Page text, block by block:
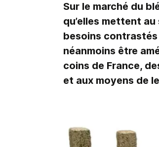
Sur le marché du
qu’elles mettent
besoins
néanmoins être
coins de France,
et aux moyens de